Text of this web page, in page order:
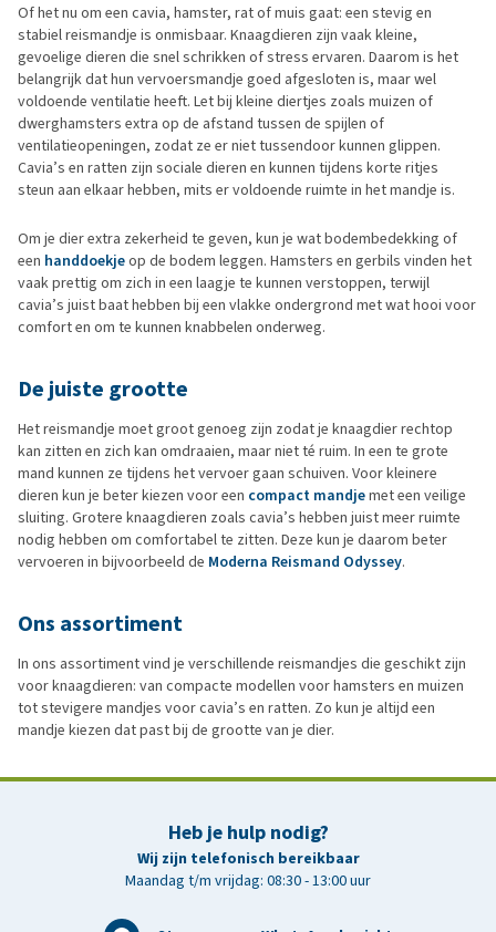
Of het nu om een cavia, hamster, rat of muis gaat: een stevig en
stabiel reismandje is onmisbaar. Knaagdieren zijn vaak kleine,
gevoelige dieren die snel schrikken of stress ervaren. Daarom is het
belangrijk dat hun vervoersmandje goed afgesloten is, maar wel
voldoende ventilatie heeft. Let bij kleine diertjes zoals muizen of
dwerghamsters extra op de afstand tussen de spijlen of
ventilatieopeningen, zodat ze er niet tussendoor kunnen glippen.
Cavia’s en ratten zijn sociale dieren en kunnen tijdens korte ritjes
steun aan elkaar hebben, mits er voldoende ruimte in het mandje is.
Om je dier extra zekerheid te geven, kun je wat bodembedekking of
een handdoekjeop de bodem leggen. Hamsters en gerbils vinden het
vaak prettig om zich in een laagje te kunnen verstoppen, terwijl
cavia’s juist baat hebben bij een vlakke ondergrond met wat hooi voor
comfort en om te kunnen knabbelen onderweg.
De juiste grootte
Het reismandje moet groot genoeg zijn zodat je knaagdier rechtop
kan zitten en zich kan omdraaien, maar niet té ruim. In een te grote
mand kunnen ze tijdens het vervoer gaan schuiven. Voor kleinere
dieren kun je beter kiezen voor een compact mandjemet een veilige
sluiting. Grotere knaagdieren zoals cavia’s hebben juist meer ruimte
nodig hebben om comfortabel te zitten. Deze kun je daarom beter
vervoeren in bijvoorbeeld de Moderna Reismand Odyssey.
Ons assortiment
In ons assortiment vind je verschillende reismandjes die geschikt zijn
voor knaagdieren: van compacte modellen voor hamsters en muizen
tot stevigere mandjes voor cavia’s en ratten. Zo kun je altijd een
mandje kiezen dat past bij de grootte van je dier.
Heb je hulp nodig?
Wij zijn telefonisch bereikbaar
Maandag t/m vrijdag: 08:30 - 13:00 uur